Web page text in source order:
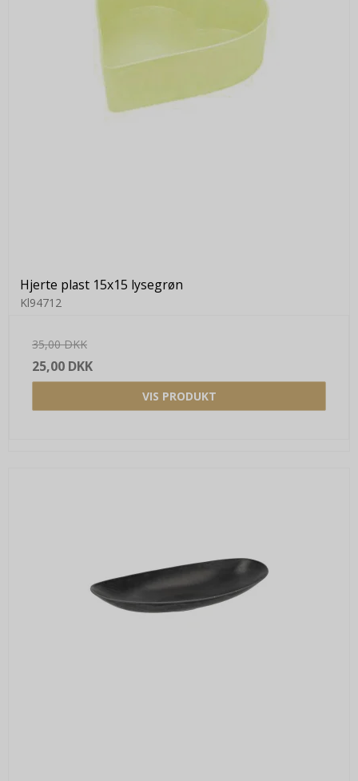
Hjerte plast 15x15 lysegrøn
Kl94712
35,00 DKK
25,00 DKK
VIS PRODUKT